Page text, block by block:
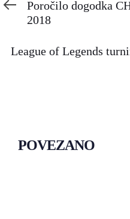
Article
Poročilo dogodka
2018
Article
League of Legends
POVEZANO